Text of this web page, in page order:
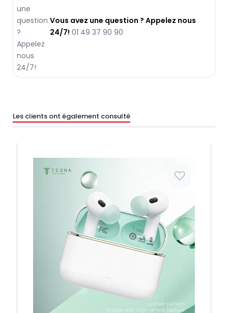
Vous avez une question ? Appelez nous
24/7! 01 49 37 90 90
Les clients ont également consulté
Prix